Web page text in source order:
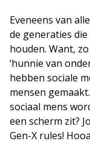
Eveneens van
de generaties
houden. Want,
‘hunnie van
hebben sociale
mensen
sociaal mens
een scherm zit?
Gen-X rules!